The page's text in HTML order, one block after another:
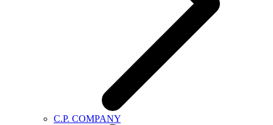
C.P. COMPANY